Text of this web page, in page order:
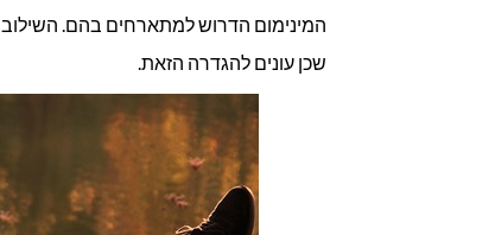
המינימום הדרוש למתארחים בהם. השילוב
שכן עונים להגדרה הזאת.